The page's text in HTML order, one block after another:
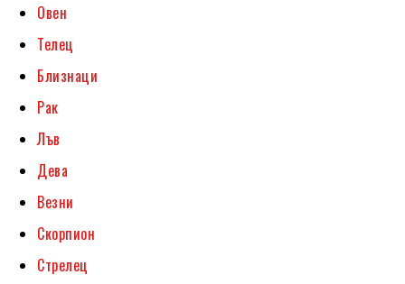
Овен
Телец
Близнаци
Рак
Лъв
Дева
Везни
Скорпион
Стрелец